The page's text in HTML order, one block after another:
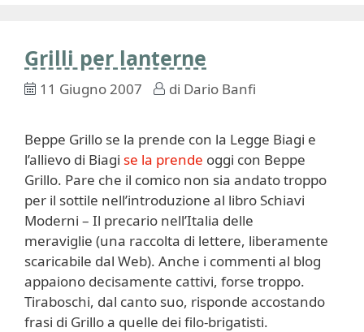
Grilli per lanterne
11 Giugno 2007 di Dario Banfi
Beppe Grillo se la prende con la Legge Biagi e
l’allievo di Biagi se la prende oggi con Beppe
Grillo. Pare che il comico non sia andato troppo
per il sottile nell’introduzione al libro Schiavi
Moderni – Il precario nell’Italia delle
meraviglie (una raccolta di lettere, liberamente
scaricabile dal Web). Anche i commenti al blog
appaiono decisamente cattivi, forse troppo.
Tiraboschi, dal canto suo, risponde accostando
frasi di Grillo a quelle dei filo-brigatisti.